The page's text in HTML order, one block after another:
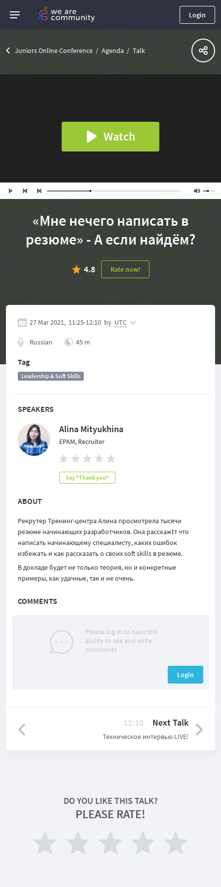
Login
Juniors Online Conference Agenda Talk
Watch
«Мне нечего написать в
резюме» - А если найдём?
4.8 Rate now!
SPEAKERS
Alina Mityukhina
EPAM, Recruiter
Say "Thank you"
ABOUT
Рекрутер Тренинг-центра Алина просмотрела тысячи
резюме начинающих разработчиков. Она расскажtт что
написать начинающему специалисту, каких ошибок
избежать и как рассказать о своих soft skills в резюме.
В докладе будет не только теория, но и конкретные
примеры, как удачные, так и не очень.
COMMENTS
Please log in to have the
ability to see and write
comments
Login
27 Mar 2021, 11:25-12:10 by UTC
Russian 45 m
Tag
Leadership & Soft Skills
12:10 Next Talk
Техническое интервью LIVE!
DO YOU LIKE THIS TALK?
PLEASE RATE!